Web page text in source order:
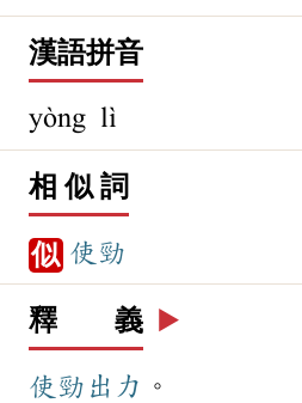
漢語拼音
yòng lì
相 似 詞
似 使勁
釋 義 ▶️
使勁 出力 。